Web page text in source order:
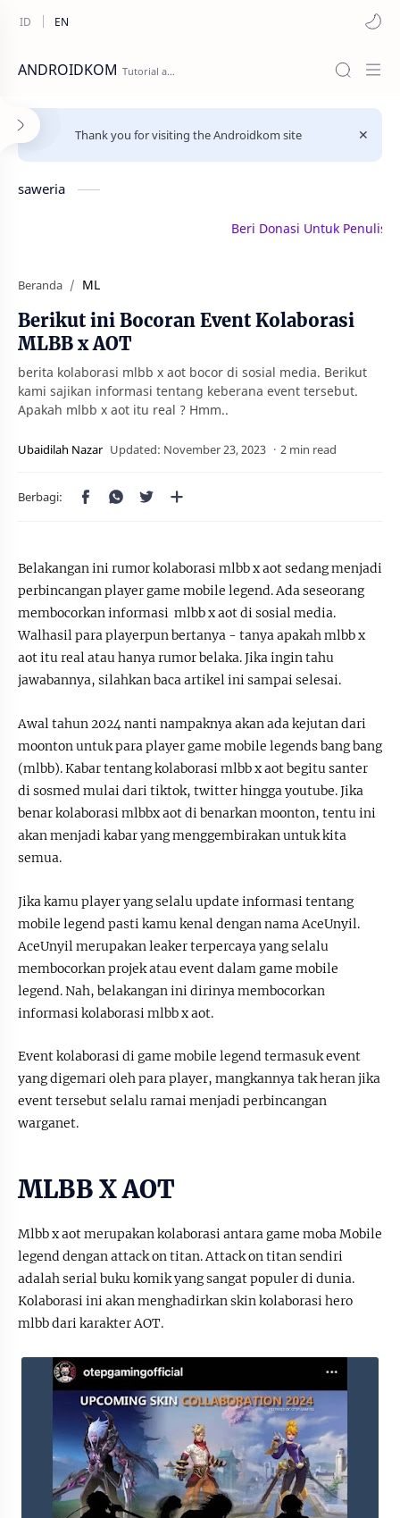
ANDROIDKOM
Thank you for visiting the Androidkom site
saweria
Beri Donasi Untuk Penulis |
Beranda ML
Berikut ini Bocoran Event Kolaborasi
MLBB x AOT
berita kolaborasi mlbb x aot bocor di sosial media. Berikut
kami sajikan informasi tentang keberana event tersebut.
Apakah mlbb x aot itu real ? Hmm..
2 min read
Belakangan ini rumor kolaborasi mlbb x aot sedang menjadi
perbincangan player game mobile legend. Ada seseorang
membocorkan informasi mlbb x aot di sosial media.
Walhasil para playerpun bertanya - tanya apakah mlbb x
aot itu real atau hanya rumor belaka. Jika ingin tahu
jawabannya, silahkan baca artikel ini sampai selesai.
Awal tahun 2024 nanti nampaknya akan ada kejutan dari
moonton untuk para player game mobile legends bang bang
(mlbb). Kabar tentang kolaborasi mlbb x aot begitu santer
di sosmed mulai dari tiktok, twitter hingga youtube. Jika
benar kolaborasi mlbbx aot di benarkan moonton, tentu ini
akan menjadi kabar yang menggembirakan untuk kita
semua.
Jika kamu player yang selalu update informasi tentang
mobile legend pasti kamu kenal dengan nama AceUnyil.
AceUnyil merupakan leaker terpercaya yang selalu
membocorkan projek atau event dalam game mobile
legend. Nah, belakangan ini dirinya membocorkan
informasi kolaborasi mlbb x aot.
Event kolaborasi di game mobile legend termasuk event
yang digemari oleh para player, mangkannya tak heran jika
event tersebut selalu ramai menjadi perbincangan
warganet.
MLBB X AOT
Mlbb x aot merupakan kolaborasi antara game moba Mobile
legend dengan attack on titan. Attack on titan sendiri
adalah serial buku komik yang sangat populer di dunia.
Kolaborasi ini akan menghadirkan skin kolaborasi hero
mlbb dari karakter AOT.